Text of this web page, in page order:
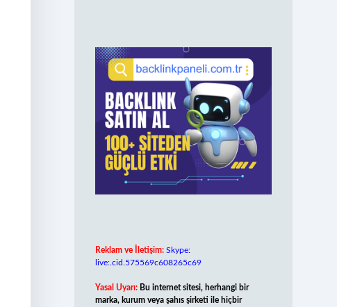
Reklam ve İletişim: Skype:
live:.cid.575569c608265c69
Yasal Uyarı: Bu internet sitesi, herhangi bir
marka, kurum veya şahıs şirketi ile hiçbir